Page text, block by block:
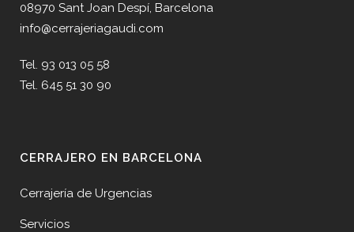
08970 Sant Joan Despí, Barcelona
info@cerrajeriagaudi.com
Tel. 93 013 05 58
Tel. 645 51 30 90
CERRAJERO EN BARCELONA
Cerrajería de Urgencias
Servicios